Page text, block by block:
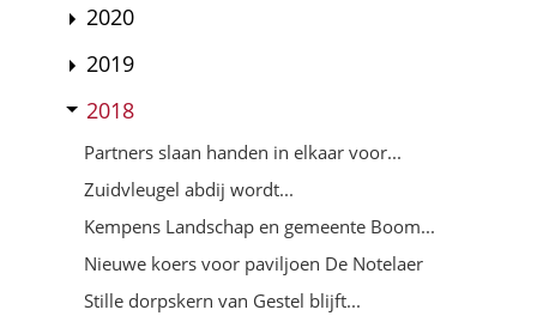
2020
2019
2018
Partners slaan handen in elkaar voor...
Zuidvleugel abdij wordt...
Kempens Landschap en gemeente Boom...
Nieuwe koers voor paviljoen De Notelaer
Stille dorpskern van Gestel blijft...